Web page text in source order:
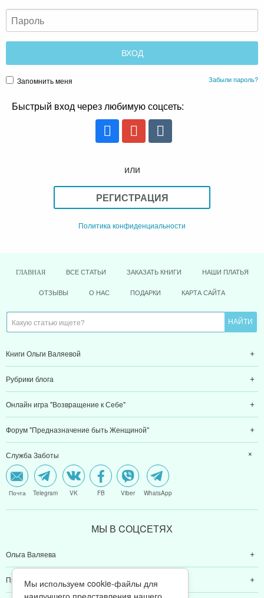
Запомнить меня Забыли пароль?
Быстрый вход через любимую соцсеть:
или
РЕГИСТРАЦИЯ
Политика конфиденциальности
ГЛАВНАЯ ВСЕ СТАТЬИ ЗАКАЗАТЬ КНИГИ НАШИ ПЛАТЬЯ
ОТЗЫВЫ О НАС ПОДАРКИ КАРТА САЙТА
Книги Ольги Валяевой
Рубрики блога
Онлайн игра "Возвращение к Себе"
Форум "Предназначение быть Женщиной"
Служба Заботы
Почта Telegram VK FB Viber WhatsApp
МЫ В CОЦCЕТЯХ
Ольга Валяева
Предназначение быть женщиной
Мы используем cookie-файлы для
наилучшего представления нашего